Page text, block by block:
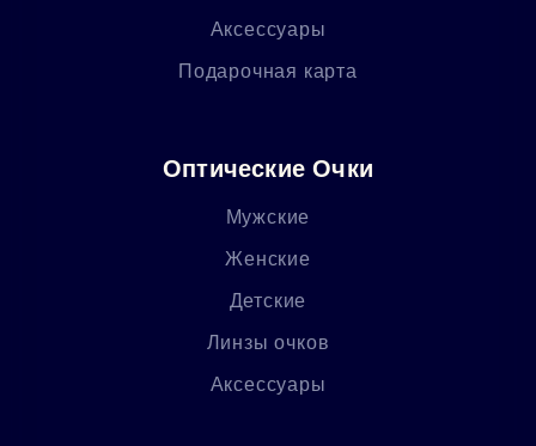
Аксессуары
Подарочная карта
Оптические Очки
Мужские
Женские
Детские
Линзы очков
Аксессуары